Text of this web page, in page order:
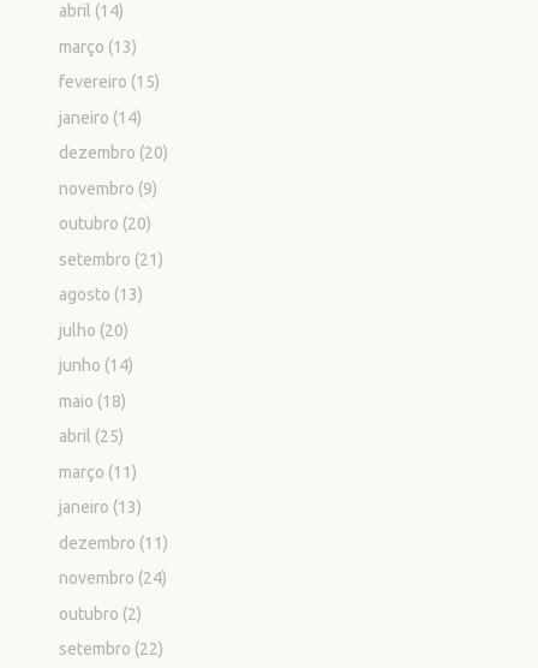
abril (14)
março (13)
fevereiro (15)
janeiro (14)
dezembro (20)
novembro (9)
outubro (20)
setembro (21)
agosto (13)
julho (20)
junho (14)
maio (18)
abril (25)
março (11)
janeiro (13)
dezembro (11)
novembro (24)
outubro (2)
setembro (22)